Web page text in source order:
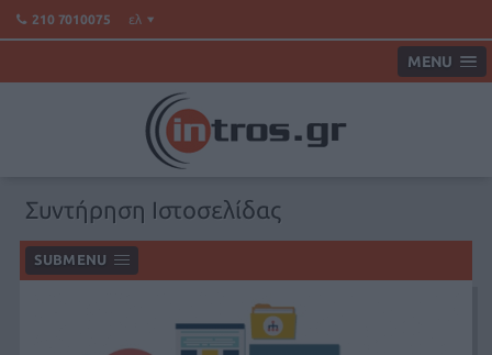
210 7010075 ελ
MENU
Συντήρηση Ιστοσελίδας
SUBMENU